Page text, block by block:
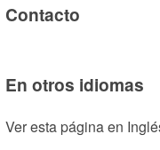
Contacto
En otros idiomas
Ver esta página en